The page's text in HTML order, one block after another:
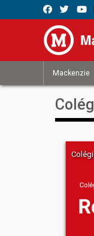
Mackenzie